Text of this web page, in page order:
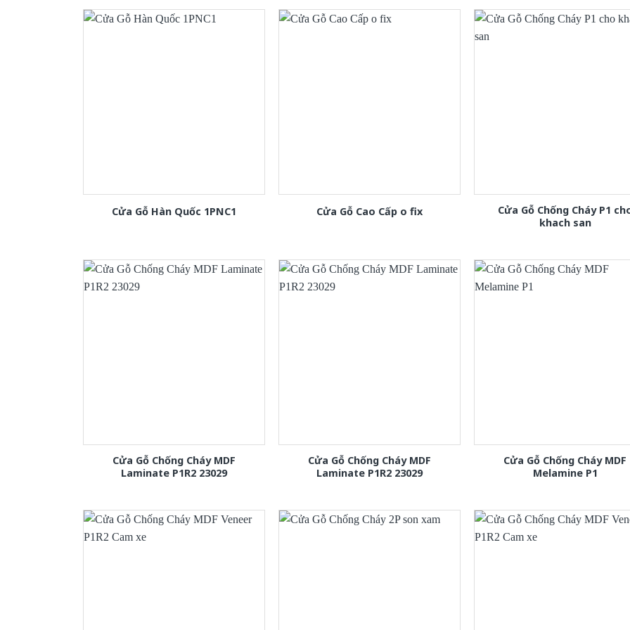
Cửa Gỗ Hàn Quốc 1PNC1 Cửa Gỗ Cao Cấp o fix
Cửa Gỗ Chống Cháy P1
khach san
Cửa Gỗ Chống Cháy MDF
Laminate P1R2 23029
Cửa Gỗ Chống Cháy MDF
Laminate P1R2 23029
Cửa Gỗ Chống Cháy MDF
Melamine P1